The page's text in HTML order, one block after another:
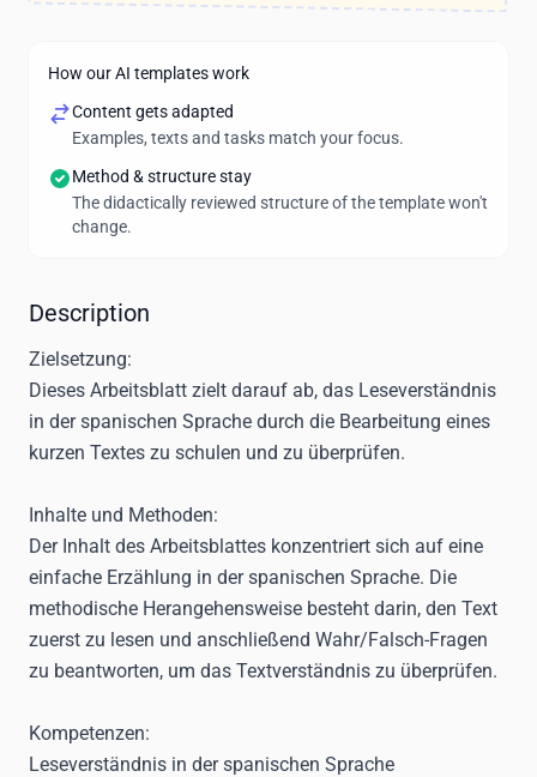
How our AI templates work
Content gets adapted
Examples, texts and tasks match your focus.
Method & structure stay
The didactically reviewed structure of the template won't
change.
Description
Zielsetzung:
Dieses Arbeitsblatt zielt darauf ab, das Leseverständnis
in der spanischen Sprache durch die Bearbeitung eines
kurzen Textes zu schulen und zu überprüfen.
Inhalte und Methoden:
Der Inhalt des Arbeitsblattes konzentriert sich auf eine
einfache Erzählung in der spanischen Sprache. Die
methodische Herangehensweise besteht darin, den Text
zuerst zu lesen und anschließend Wahr/Falsch-Fragen
zu beantworten, um das Textverständnis zu überprüfen.
Kompetenzen:
Leseverständnis in der spanischen Sprache